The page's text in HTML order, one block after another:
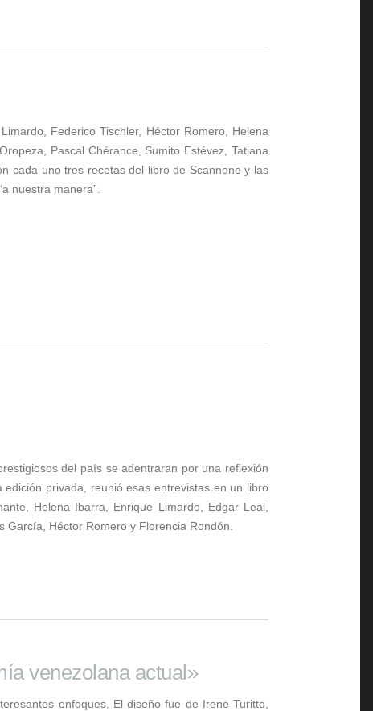
Federico Tischler, Héctor Romero, Helena
Pascal Chérance, Sumito Estévez, Tatiana
cada uno tres recetas del libro de Scannone y las
nuestra manera”.
del país se adentraran por una reflexión
privada, reunió esas entrevistas en un libro
Helena Ibarra, Enrique Limardo, Edgar Leal,
Héctor Romero y Florencia Rondón.
venezolana actual»
enfoques. El diseño fue de Irene Turitto,